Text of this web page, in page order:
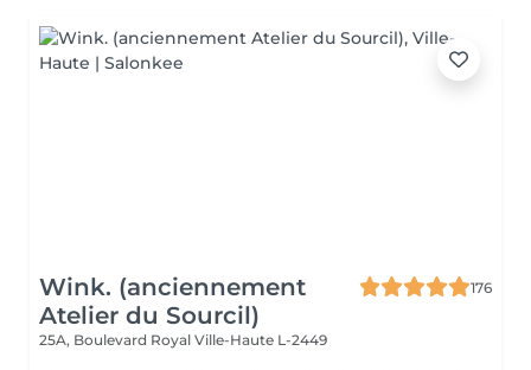
Wink. (anciennement
Atelier du Sourcil)
176
25A, Boulevard Royal Ville-Haute L-2449